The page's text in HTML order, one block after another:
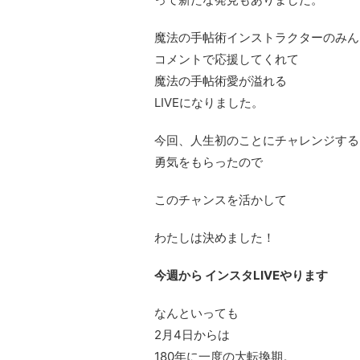
魔法の手帖術インストラクターのみ
コメントで応援してくれて
魔法の手帖術愛が溢れる
LIVEになりました。
今回、人生初のことにチャレンジする
勇気をもらったので
このチャンスを活かして
わたしは決めました！
今週から インスタLIVEやります
なんといっても
2月4日からは
180年に一度の大転換期。